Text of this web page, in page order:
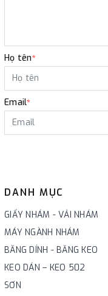
DANH MỤC
GIẤY NHÁM - VẢI NHÁM
MÁY NGÀNH NHÁM
BĂNG DÍNH - BĂNG KEO
KEO DÁN – KEO 502
SƠN
Họ tên*
Email*